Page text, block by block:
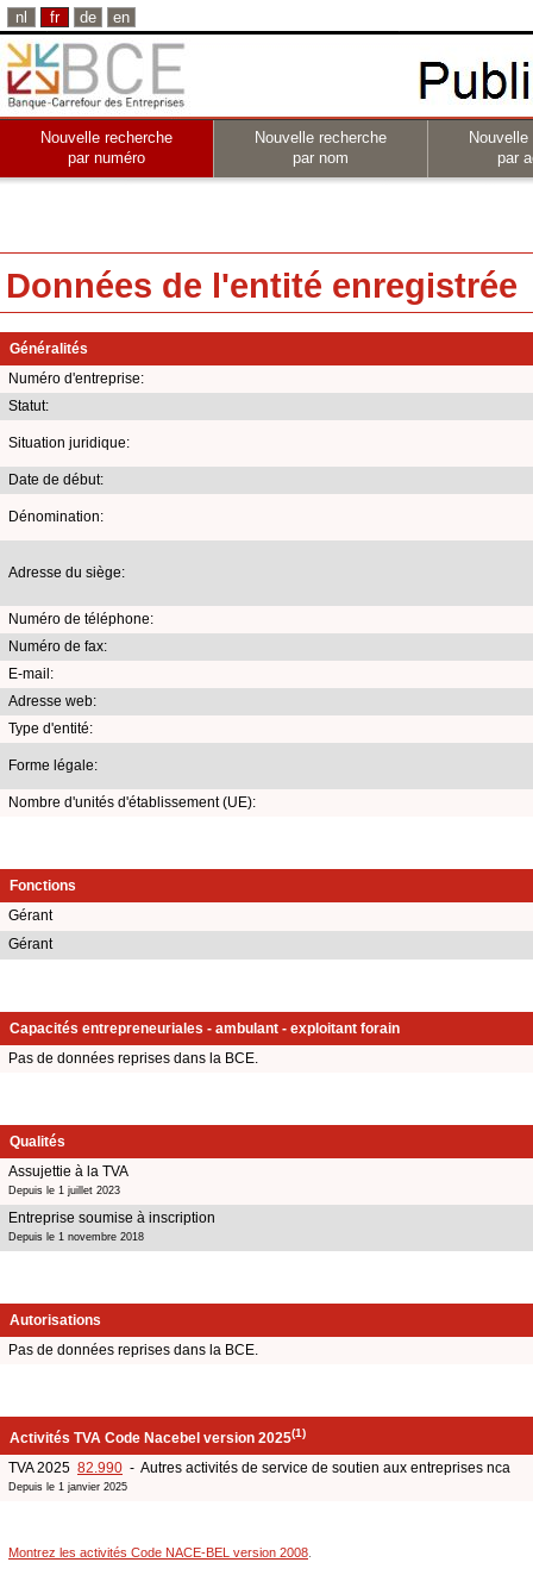
nl fr de en
Nouvelle recherche
par numéro
Nouvelle recherche
par nom
par
Données de l'entité enregistrée
Généralités
Numéro d'entreprise:
Statut:
Situation juridique:
Date de début:
Dénomination:
Adresse du siège:
Numéro de téléphone:
Numéro de fax:
E-mail:
Adresse web:
Type d'entité:
Forme légale:
Nombre d'unités d'établissement (UE):
Fonctions
Gérant
Gérant
Capacités entrepreneuriales - ambulant - exploitant forain
Pas de données reprises dans la BCE.
Qualités
Assujettie à la TVA
Depuis le 1 juillet 2023
Entreprise soumise à inscription
Depuis le 1 novembre 2018
Autorisations
Pas de données reprises dans la BCE.
Activités TVA Code Nacebel version 2025(1)
TVA 2025 82.990 - Autres activités de service de soutien aux entreprises nca
Depuis le 1 janvier 2025
Montrez les activités Code NACE-BEL version 2008